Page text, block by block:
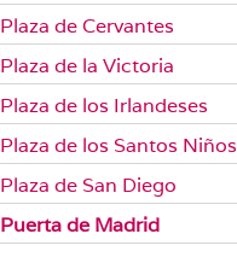
Plaza de Cervantes
Plaza de la Victoria
Plaza de los Irlandeses
Plaza de los Santos Niños
Plaza de San Diego
Puerta de Madrid